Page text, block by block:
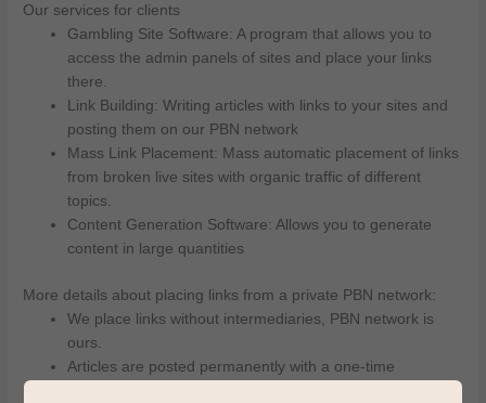
Our services for clients
Gambling Site Software: A program that allows you to
access the admin panels of sites and place your links
there.
Link Building: Writing articles with links to your sites and
posting them on our PBN network
Mass Link Placement: Mass automatic placement of links
from broken live sites with organic traffic of different
topics.
Content Generation Software: Allows you to generate
content in large quantities
More details about placing links from a private PBN network:
We place links without intermediaries, PBN network is
ours.
Articles are posted permanently with a one-time